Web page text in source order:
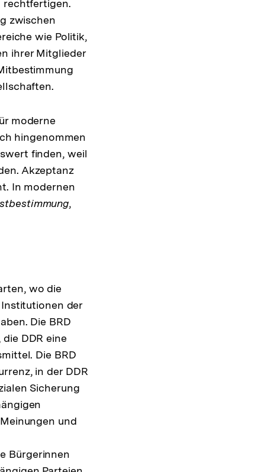
rechtfertigen.
zwischen
wie Politik,
ihrer Mitglieder
moderne
hingenommen
finden, weil
Akzeptanz
In modernen
,
wo die
der
Die BRD
DDR eine
Die BRD
in der DDR
Sicherung
und
Bürgerinnen